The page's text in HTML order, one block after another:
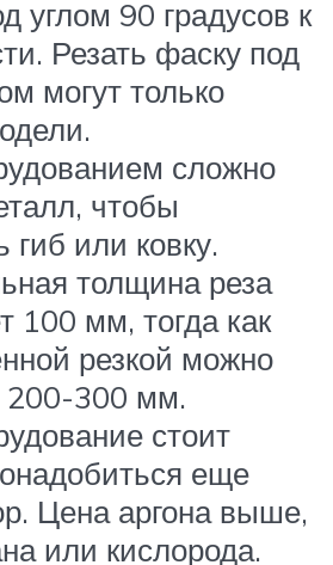
углом 90 градусов к
Резать фаску под
могут только
сложно
чтобы
гиб или ковку.
толщина реза
100 мм, тогда как
резкой можно
200-300 мм.
стоит
еще
Цена аргона выше,
или кислорода.